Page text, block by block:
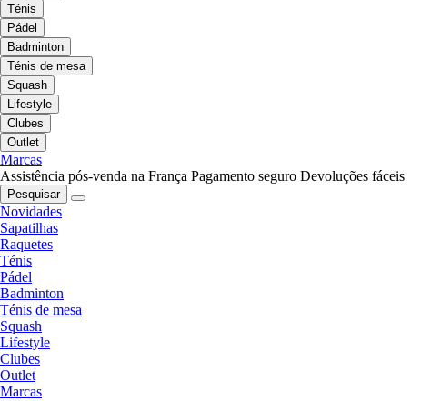
Ténis
Pádel
Badminton
Ténis de mesa
Squash
Lifestyle
Clubes
Outlet
Marcas
Assistência pós-venda na França Pagamento seguro Devoluções fáceis
Pesquisar
Novidades
Sapatilhas
Raquetes
Ténis
Pádel
Badminton
Ténis de mesa
Squash
Lifestyle
Clubes
Outlet
Marcas